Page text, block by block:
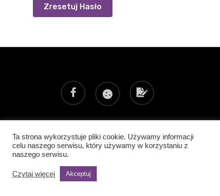
Zresetuj Hasło
Poprzedni realizator: SHOCONCEPT
© 2021 opracowanie i wykonanie:
Ta strona wykorzystuje pliki cookie. Używamy informacji
celu naszego serwisu, który używamy w korzystaniu z
naszego serwisu.
Czytaj więcej Akceptuj